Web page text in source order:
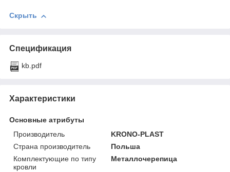
Скрыть
Спецификация
kb.pdf
Характеристики
Основные атрибуты
Производитель
KRONO-PLAST
Страна производитель
Польша
Комплектующие по типу
кровли
Металлочерепица